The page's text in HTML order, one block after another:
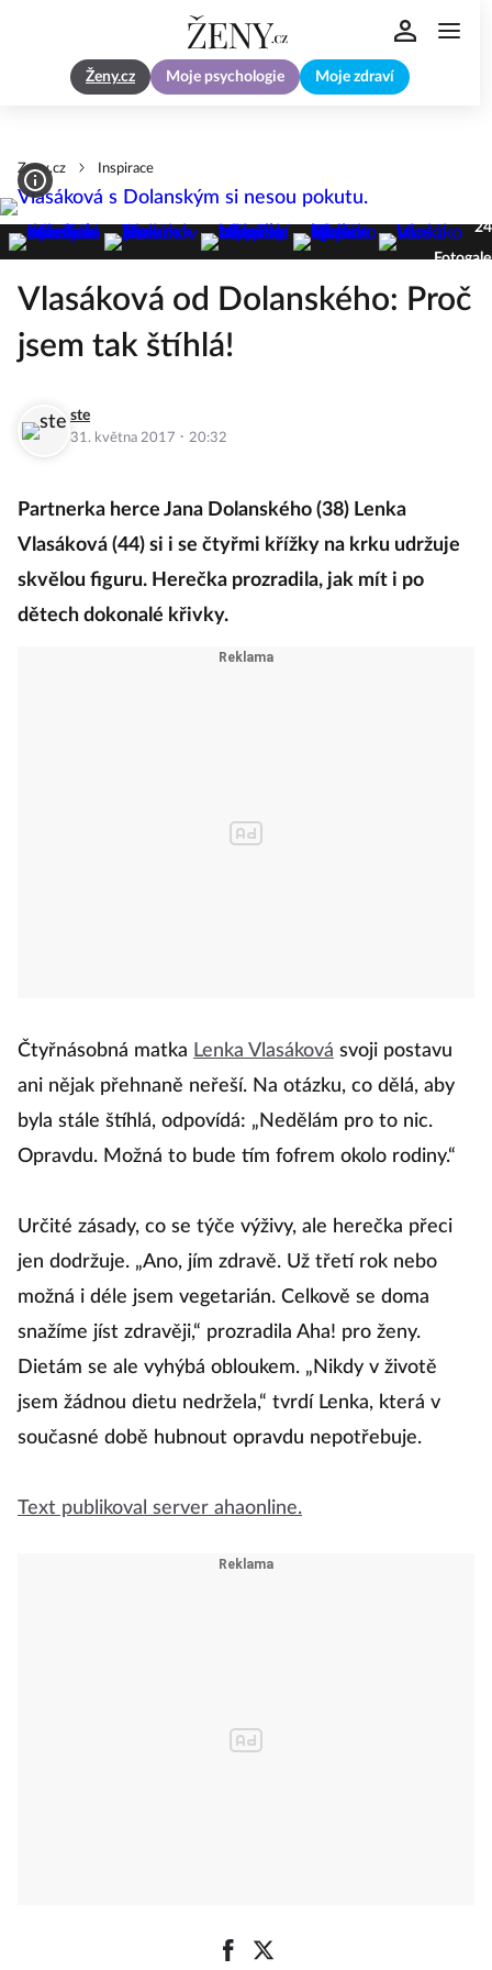
Ženy.cz Moje psychologie Moje zdraví
Zeny.cz Inspirace
24
Vlasáková od Dolanského: Proč
jsem tak štíhlá!
ste
31. května 2017 · 20:32
Partnerka herce Jana Dolanského (38) Lenka
Vlasáková (44) si i se čtyřmi křížky na krku udržuje
skvělou figuru. Herečka prozradila, jak mít i po
dětech dokonalé křivky.
Čtyřnásobná matka Lenka Vlasáková svoji postavu
ani nějak přehnaně neřeší. Na otázku, co dělá, aby
byla stále štíhlá, odpovídá: „Nedělám pro to nic.
Opravdu. Možná to bude tím fofrem okolo rodiny.“
Určité zásady, co se týče výživy, ale herečka přeci
jen dodržuje. „Ano, jím zdravě. Už třetí rok nebo
možná i déle jsem vegetarián. Celkově se doma
snažíme jíst zdravěji,“ prozradila Aha! pro ženy.
Dietám se ale vyhýbá obloukem. „Nikdy v životě
jsem žádnou dietu nedržela,“ tvrdí Lenka, která v
současné době hubnout opravdu nepotřebuje.
Text publikoval server ahaonline.